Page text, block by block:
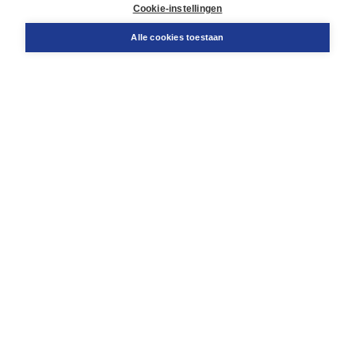
Cookie-instellingen
Alle cookies toestaan